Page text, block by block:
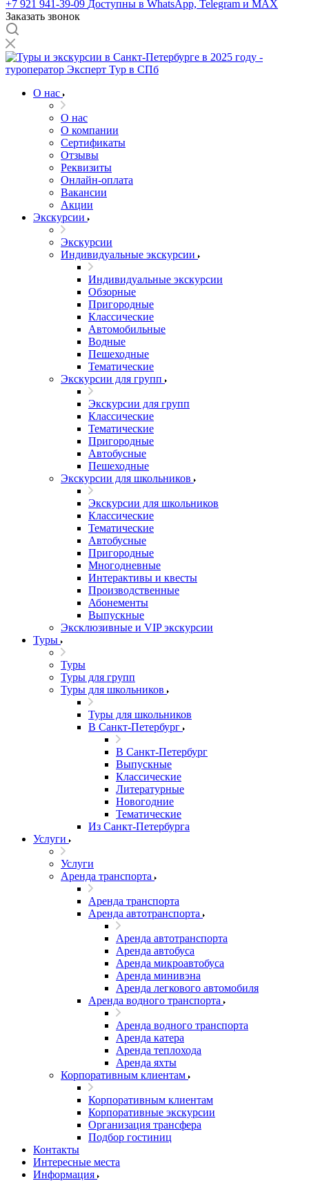
+7 921 941-39-09 Доступны в WhatsApp, Telegram и MAX
Заказать звонок
О нас
О нас
О компании
Сертификаты
Отзывы
Реквизиты
Онлайн-оплата
Вакансии
Акции
Экскурсии
Экскурсии
Индивидуальные экскурсии
Индивидуальные экскурсии
Обзорные
Пригородные
Классические
Автомобильные
Водные
Пешеходные
Тематические
Экскурсии для групп
Экскурсии для групп
Классические
Тематические
Пригородные
Автобусные
Пешеходные
Экскурсии для школьников
Экскурсии для школьников
Классические
Тематические
Автобусные
Пригородные
Многодневные
Интерактивы и квесты
Производственные
Абонементы
Выпускные
Эксклюзивные и VIP экскурсии
Туры
Туры
Туры для групп
Туры для школьников
Туры для школьников
В Санкт-Петербург
В Санкт-Петербург
Выпускные
Классические
Литературные
Новогодние
Тематические
Из Санкт-Петербурга
Услуги
Услуги
Аренда транспорта
Аренда транспорта
Аренда автотранспорта
Аренда автотранспорта
Аренда автобуса
Аренда микроавтобуса
Аренда минивэна
Аренда легкового автомобиля
Аренда водного транспорта
Аренда водного транспорта
Аренда катера
Аренда теплохода
Аренда яхты
Корпоративным клиентам
Корпоративным клиентам
Корпоративные экскурсии
Организация трансфера
Подбор гостиниц
Контакты
Интересные места
Информация